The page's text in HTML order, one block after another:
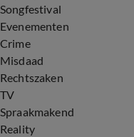
Songfestival
Evenementen
Crime
Misdaad
Rechtszaken
TV
Spraakmakend
Reality